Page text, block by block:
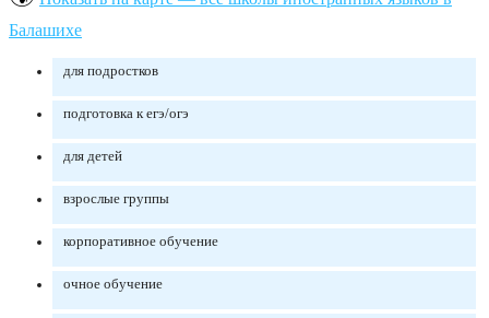
Балашихе
для подростков
подготовка к егэ/огэ
для детей
взрослые группы
корпоративное обучение
очное обучение